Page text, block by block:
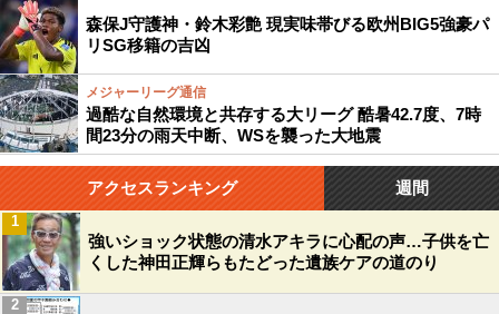
森保J守護神・鈴木彩艶 現実味帯びる欧州BIG5強豪パ
リSG移籍の吉凶
メジャーリーグ通信
過酷な自然環境と共存する大リーグ 酷暑42.7度、7時
間23分の雨天中断、WSを襲った大地震
アクセスランキング 週間
強いショック状態の清水アキラに心配の声…子供を亡
くした神田正輝らもたどった遺族ケアの道のり
1
2